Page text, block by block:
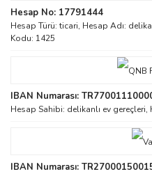
Hesap No: 17791444
Hesap Türü: ticari, Hesap Adı:
Kodu: 1425
IBAN Numarası:
Hesap Sahibi: delikanlı ev gereçleri,
IBAN Numarası: